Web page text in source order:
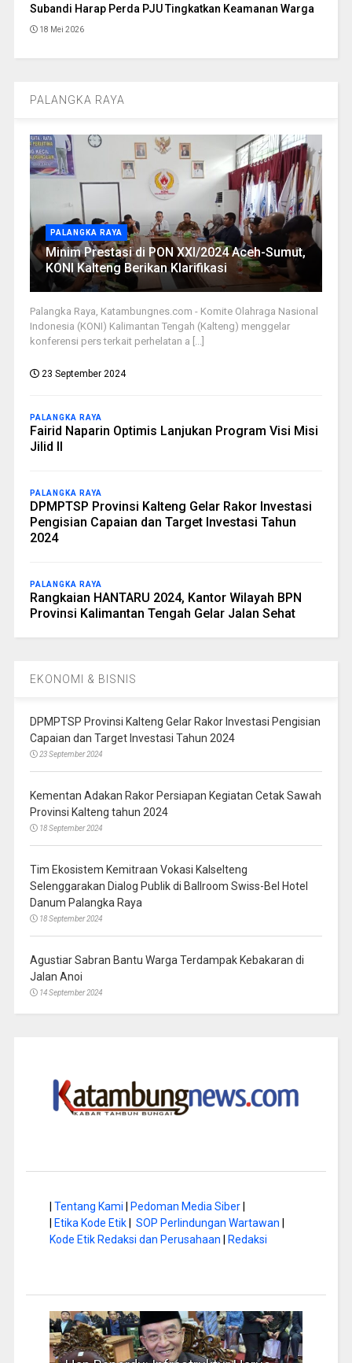
Subandi Harap Perda PJU Tingkatkan Keamanan Warga
18 Mei 2026
PALANGKA RAYA
PALANGKA RAYA
Minim Prestasi di PON XXI/2024 Aceh-Sumut,
KONI Kalteng Berikan Klarifikasi
Palangka Raya, Katambungnes.com - Komite Olahraga Nasional
Indonesia (KONI) Kalimantan Tengah (Kalteng) menggelar
konferensi pers terkait perhelatan a [...]
23 September 2024
PALANGKA RAYA
Fairid Naparin Optimis Lanjukan Program Visi Misi
Jilid II
PALANGKA RAYA
DPMPTSP Provinsi Kalteng Gelar Rakor Investasi
Pengisian Capaian dan Target Investasi Tahun
2024
PALANGKA RAYA
Rangkaian HANTARU 2024, Kantor Wilayah BPN
Provinsi Kalimantan Tengah Gelar Jalan Sehat
EKONOMI & BISNIS
DPMPTSP Provinsi Kalteng Gelar Rakor Investasi Pengisian
Capaian dan Target Investasi Tahun 2024
23 September 2024
Kementan Adakan Rakor Persiapan Kegiatan Cetak Sawah
Provinsi Kalteng tahun 2024
18 September 2024
Tim Ekosistem Kemitraan Vokasi Kalselteng
Selenggarakan Dialog Publik di Ballroom Swiss-Bel Hotel
Danum Palangka Raya
18 September 2024
Agustiar Sabran Bantu Warga Terdampak Kebakaran di
Jalan Anoi
14 September 2024
Tentang Kami Pedoman Media Siber|
Etika Kode Etik| SOP Perlindungan Wartawan
Kode Etik Redaksi dan Perusahaan
Redaksi